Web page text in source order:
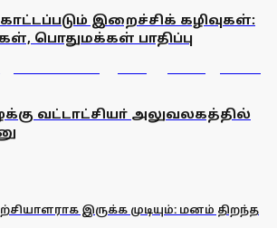
இறைச்சிக் கழிவுகள்:
பொதுமக்கள் பாதிப்பு
வட்டாட்சியா் அலுவலகத்தில்
இருக்க முடியும்: மனம் திறந்த